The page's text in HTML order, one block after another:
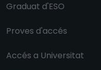
Graduat d'ESO
Proves d'accés
Accés a Universitat